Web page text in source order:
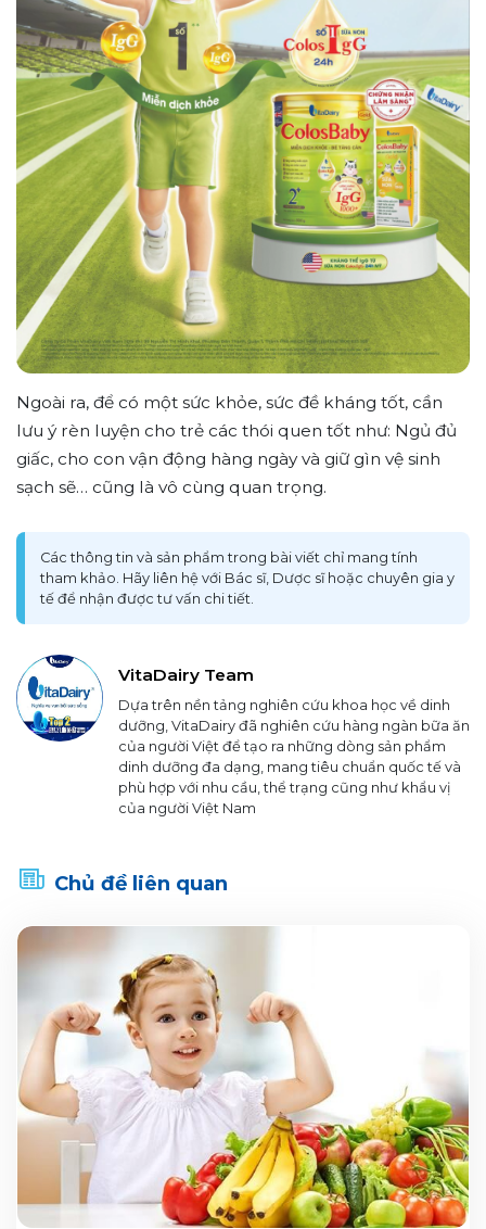
Ngoài ra, để có một sức khỏe, sức đề kháng tốt, cần
lưu ý rèn luyện cho trẻ các thói quen tốt như: Ngủ đủ
giấc, cho con vận động hàng ngày và giữ gìn vệ sinh
sạch sẽ… cũng là vô cùng quan trọng.
Các thông tin và sản phẩm trong bài viết chỉ mang tính
tham khảo. Hãy liên hệ với Bác sĩ, Dược sĩ hoặc chuyên gia y
tế để nhận được tư vấn chi tiết.
VitaDairy Team
Dựa trên nền tảng nghiên cứu khoa học về dinh
dưỡng, VitaDairy đã nghiên cứu hàng ngàn bữa ăn
của người Việt để tạo ra những dòng sản phẩm
dinh dưỡng đa dạng, mang tiêu chuẩn quốc tế và
phù hợp với nhu cầu, thể trạng cũng như khẩu vị
của người Việt Nam
Chủ đề liên quan